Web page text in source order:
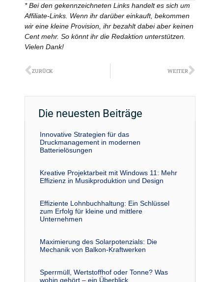
* Bei den gekennzeichneten Links handelt es sich um
Affiliate-Links. Wenn ihr darüber einkauft, bekommen
wir eine kleine Provision, ihr bezahlt dabei aber keinen
Cent mehr. So könnt ihr die Redaktion unterstützen.
Vielen Dank!
Zurück
ZURÜCK WEITER
Die neuesten Beiträge
Innovative Strategien für das
Druckmanagement in modernen
Batterielösungen
Kreative Projektarbeit mit Windows 11: Mehr
Effizienz in Musikproduktion und Design
Effiziente Lohnbuchhaltung: Ein Schlüssel
zum Erfolg für kleine und mittlere
Unternehmen
Maximierung des Solarpotenzials: Die
Mechanik von Balkon-Kraftwerken
Sperrmüll, Wertstoffhof oder Tonne? Was
wohin gehört – ein Überblick